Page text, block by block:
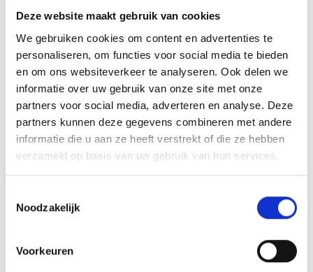
Deze website maakt gebruik van cookies
We gebruiken cookies om content en advertenties te
personaliseren, om functies voor social media te bieden
en om ons websiteverkeer te analyseren. Ook delen we
informatie over uw gebruik van onze site met onze
partners voor social media, adverteren en analyse. Deze
partners kunnen deze gegevens combineren met andere
informatie die u aan ze heeft verstrekt of die ze hebben
verzameld op basis van uw gebruik van hun services.
Noodzakelijk
Voorkeuren
zorgvuldig taxatierapport
Een taxatie hoeft niet onnodig ingewikkeld te zijn. Wij vinden het
belangrijk dat het proces duidelijk verloopt, van aanvraag tot
oplevering van het rapport. Na uw aanvraag bespreken we de
situatie en plannen we een afspraak in. Tijdens de opname wordt
de woning bekeken en worden de relevante kenmerken
vastgelegd. Daarna wordt het taxatierapport uitgewerkt.
Wanneer dat nodig is, kan de taxatie worden uitgevoerd als
NWWI-gevalideerd taxatierapport. Daarmee beschikt u over een
rapport dat in veel gevallen geschikt is voor onder meer
Makelaardij Vrolijk?